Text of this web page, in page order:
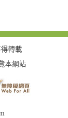
轉載
本網站